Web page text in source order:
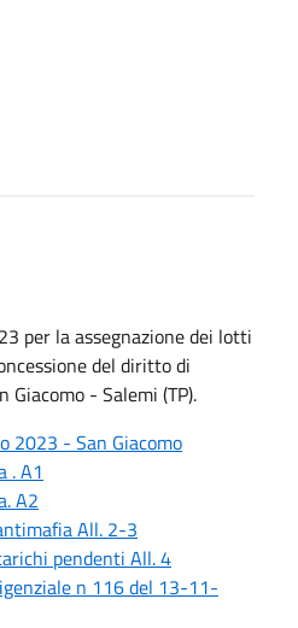
per la assegnazione dei lotti
del diritto di
- Salemi (TP).
2023 - San Giacomo
. A1
A2
All. 2-3
pendenti All. 4
n 116 del 13-11-